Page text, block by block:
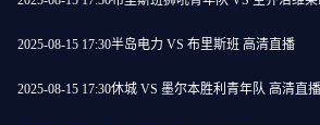
2025-08-15 17:30半岛电力 VS 布里斯班 高清直播
2025-08-15 17:30休城 VS 墨尔本胜利青年队 高清直播